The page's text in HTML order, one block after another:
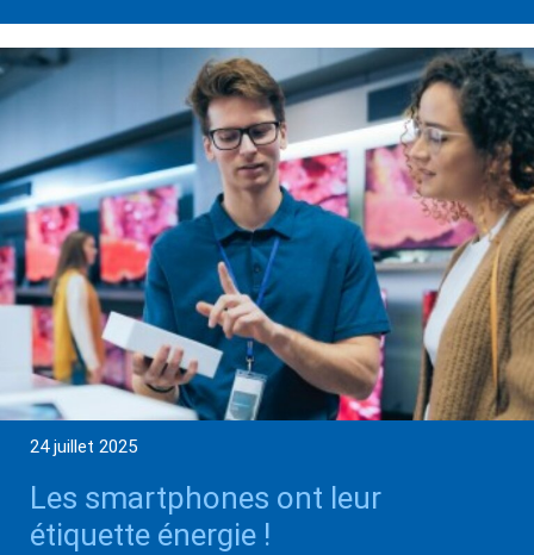
24 juillet 2025
Les smartphones ont leur
étiquette énergie !